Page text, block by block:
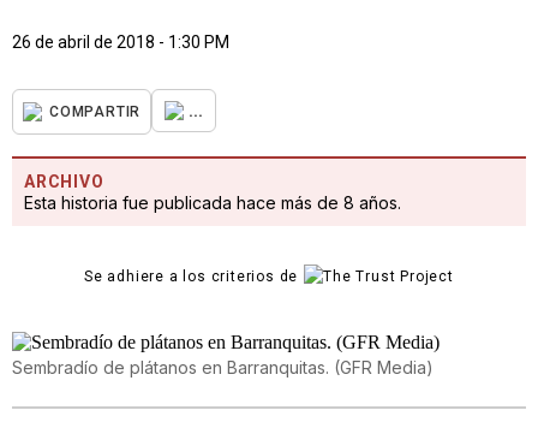
26 de abril de 2018 - 1:30 PM
COMPARTIR ...
ARCHIVO
Esta historia fue publicada hace más de 8 años.
Se adhiere a los criterios de
Sembradío de plátanos en Barranquitas. (GFR Media)